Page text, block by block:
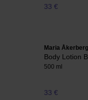
33 €
Maria Åkerberg
Body Lotion
500 ml
33 €